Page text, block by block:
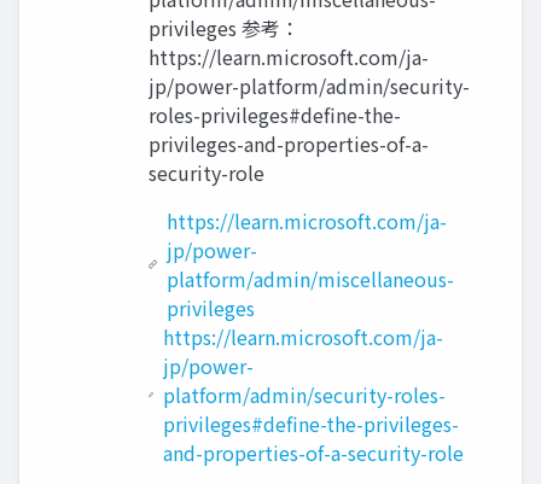
privileges 参考：
https://learn.microsoft.com/ja-
jp/power-platform/admin/security-
roles-privileges#define-the-
privileges-and-properties-of-a-
security-role
https://learn.microsoft.com/ja-
jp/power-
platform/admin/miscellaneous-
privileges
https://learn.microsoft.com/ja-
jp/power-
platform/admin/security-roles-
privileges#define-the-privileges-
and-properties-of-a-security-role